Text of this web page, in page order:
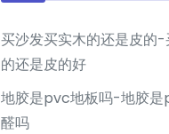
买沙发买实木的还是皮的
的还是皮的好
地胶是pvc地板吗-地胶是
醛吗